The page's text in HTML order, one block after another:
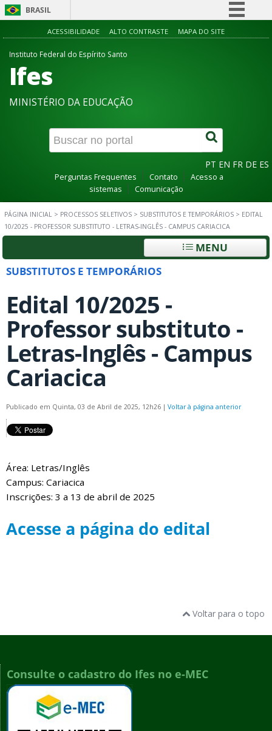
BRASIL
Simplifique!
Canais
ACESSIBILIDADE ALTO CONTRASTE MAPA DO SITE
Instituto Federal do Espírito Santo
Ifes
MINISTÉRIO DA EDUCAÇÃO
PT EN FR DE ES
Perguntas Frequentes Contato
Acesso a
sistemas
Comunicação
PÁGINA INICIAL > PROCESSOS SELETIVOS > SUBSTITUTOS E TEMPORÁRIOS > EDITAL
10/2025 - PROFESSOR SUBSTITUTO - LETRAS-INGLÊS - CAMPUS CARIACICA
MENU
SUBSTITUTOS E TEMPORÁRIOS
Edital 10/2025 -
Professor substituto -
Letras-Inglês - Campus
Cariacica
Publicado em Quinta, 03 de Abril de 2025, 12h26 | Voltar à página anterior
Área: Letras/Inglês
Campus: Cariacica
Inscrições: 3 a 13 de abril de 2025
Acesse a página do edital
Voltar para o topo
Consulte o cadastro do Ifes no e-MEC